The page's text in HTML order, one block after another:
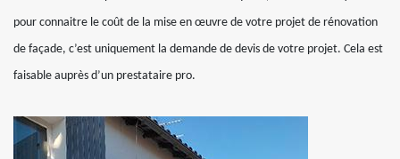
pour connaitre le coût de la mise en œuvre de votre projet de rénovation
de façade, c’est uniquement la demande de devis de votre projet. Cela est
faisable auprès d’un prestataire pro.